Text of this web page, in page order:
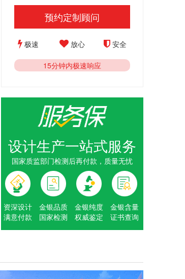
预约定制顾问
极速 放心 安全
15分钟内极速响应
设计生产一站式服务
国家质监部门检测后再付款，质量无忧
资深设计
满意付款
金银品质
国家检测
金银纯度
权威鉴定
金银含量
证书查询